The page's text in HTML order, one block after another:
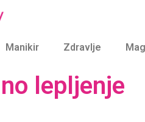
Manikir Zdravlje
lepljenje